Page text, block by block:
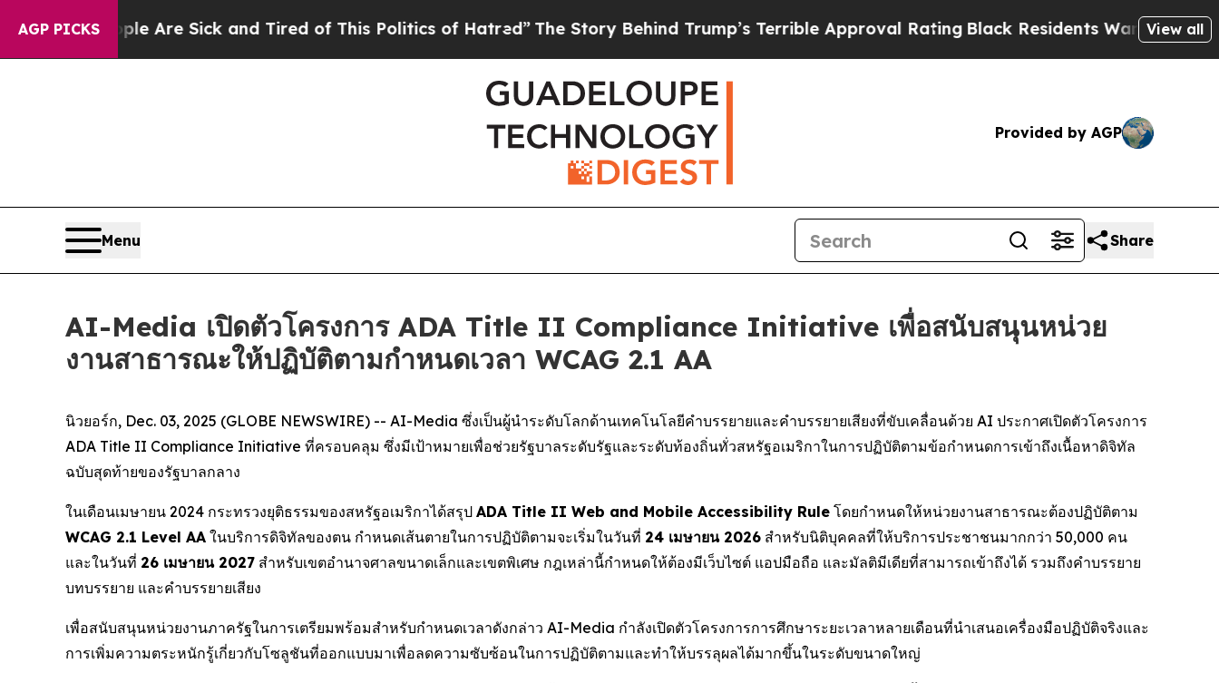
AGP PICKS
“People Are Sick and Tired of This Politics of Hatred”The Story Behind Trump’s Terrible Approval RatingBlack Residents Warned of Abusive
View all
Provided by AGP
Menu Share
AI-Media เปิดตัวโครงการ ADA Title II Compliance Initiative เพื่อสนับสนุนหน่วย
งานสาธารณะให้ปฏิบัติตามกำหนดเวลา WCAG 2.1 AA
นิวยอร์ก, Dec. 03, 2025 (GLOBE NEWSWIRE) -- AI-Media ซึ่งเป็นผู้นำระดับโลกด้านเทคโนโลยีคำบรรยายและคำบรรยายเสียงที่ขับเคลื่อนด้วย AI ประกาศเปิดตัวโครงการ
ADA Title II Compliance Initiative ที่ครอบคลุม ซึ่งมีเป้าหมายเพื่อช่วยรัฐบาลระดับรัฐและระดับท้องถิ่นทั่วสหรัฐอเมริกาในการปฏิบัติตามข้อกำหนดการเข้าถึงเนื้อหาดิจิทัล
ฉบับสุดท้ายของรัฐบาลกลาง
ในเดือนเมษายน 2024 กระทรวงยุติธรรมของสหรัฐอเมริกาได้สรุป ADA Title II Web and Mobile Accessibility Rule โดยกำหนดให้หน่วยงานสาธารณะต้องปฏิบัติตาม
WCAG 2.1 Level AA ในบริการดิจิทัลของตน กำหนดเส้นตายในการปฏิบัติตามจะเริ่มในวันที่ 24 เมษายน 2026 สำหรับนิติบุคคลที่ให้บริการประชาชนมากกว่า 50,000 คน
และในวันที่ 26 เมษายน 2027 สำหรับเขตอำนาจศาลขนาดเล็กและเขตพิเศษ กฎเหล่านี้กำหนดให้ต้องมีเว็บไซต์ แอปมือถือ และมัลติมีเดียที่สามารถเข้าถึงได้ รวมถึงคำบรรยาย
บทบรรยาย และคำบรรยายเสียง
เพื่อสนับสนุนหน่วยงานภาครัฐในการเตรียมพร้อมสำหรับกำหนดเวลาดังกล่าว AI-Media กำลังเปิดตัวโครงการการศึกษาระยะเวลาหลายเดือนที่นำเสนอเครื่องมือปฏิบัติจริงและ
การเพิ่มความตระหนักรู้เกี่ยวกับโซลูชันที่ออกแบบมาเพื่อลดความซับซ้อนในการปฏิบัติตามและทำให้บรรลุผลได้มากขึ้นในระดับขนาดใหญ่